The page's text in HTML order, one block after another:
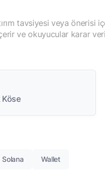
tavsiyesi veya önerisi
ve okuyucular karar
Köse
Solana Wallet